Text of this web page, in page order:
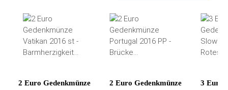
2 Euro Gedenkmünze
2 Euro Gedenkmünze
3 Euro